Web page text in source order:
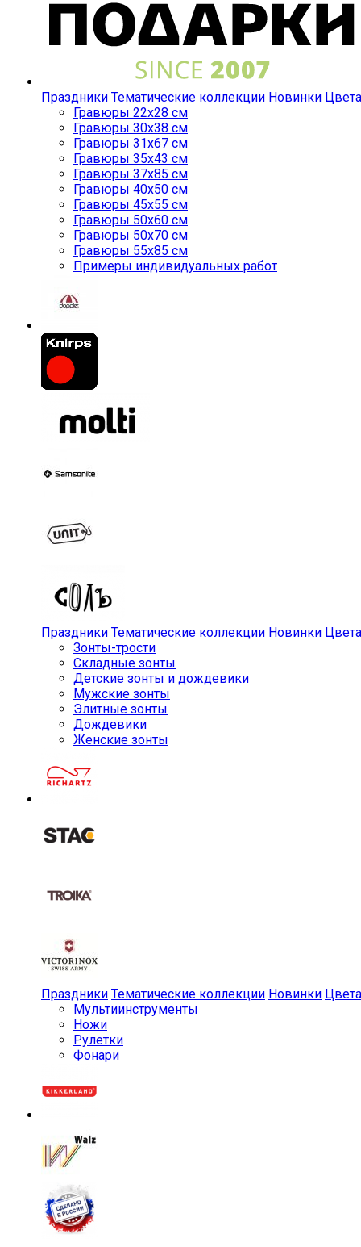
Праздники Тематические коллекции Новинки Цвета
Гравюры 22x28 см
Гравюры 30x38 см
Гравюры 31x67 см
Гравюры 35x43 см
Гравюры 37x85 см
Гравюры 40x50 см
Гравюры 45x55 см
Гравюры 50x60 см
Гравюры 50x70 см
Гравюры 55x85 см
Примеры индивидуальных работ
Праздники Тематические коллекции Новинки Цвета
Зонты-трости
Складные зонты
Детские зонты и дождевики
Мужские зонты
Элитные зонты
Дождевики
Женские зонты
Праздники Тематические коллекции Новинки Цвета
Мульти­инструменты
Ножи
Рулетки
Фонари